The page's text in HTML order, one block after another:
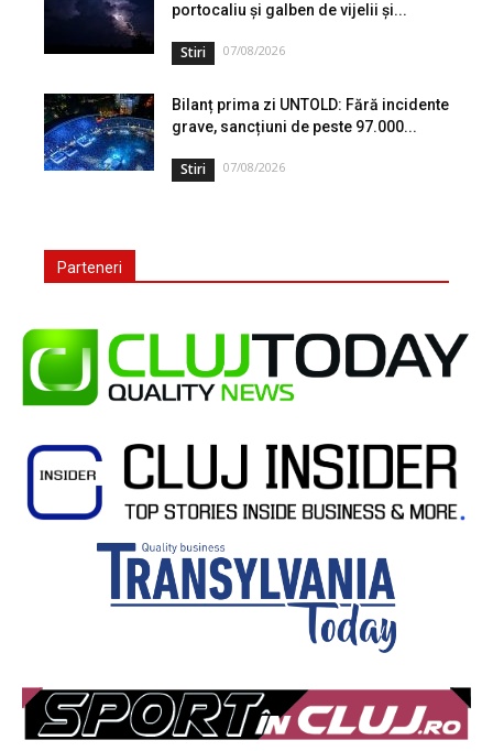
portocaliu și galben de vijelii și...
Stiri 07/08/2026
Bilanț prima zi UNTOLD: Fără incidente
grave, sancțiuni de peste 97.000...
Stiri 07/08/2026
Parteneri